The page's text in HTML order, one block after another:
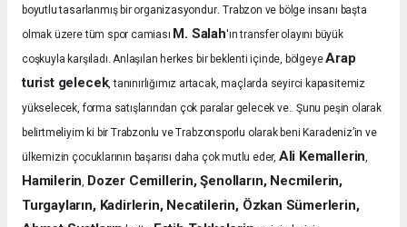
boyutlu tasarlanmış bir organizasyondur.Trabzon ve bölge insanı başta
olmak üzere tüm spor camiası M. Salah'ın transfer olayını büyük
coşkuyla karşıladı.Anlaşılan herkes bir beklenti içinde, bölgeyeArap
turist gelecek, tanınırlığımız artacak, maçlarda seyirci kapasitemiz
yükselecek, forma satışlarından çok paralar gelecek ve.. Şunu peşin olarak
belirtmeliyim ki bir Trabzonlu ve Trabzonsporlu olarak beni Karadeniz’in ve
ülkemizin çocuklarının başarısı daha çok mutlu eder, Ali Kemallerin,
Hamilerin, Dozer Cemillerin, Şenolların, Necmilerin,
Turgayların, Kadirlerin, Necatilerin, Özkan Sümerlerin,